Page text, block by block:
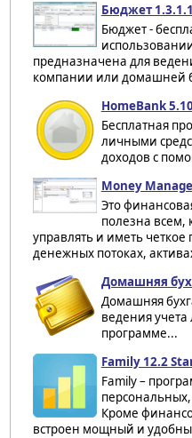
Бюджет 1.3.1.1
Бюджет -
предназначена для
компании или домашней
HomeBank
Бесплатная
личными
доходов с
Money
Это
полезна всем,
управлять и иметь четкое
денежных потоках,
Домашняя
Домашняя
ведения
программе...
Family 12.2
Family –
Кроме
встроен мощный и